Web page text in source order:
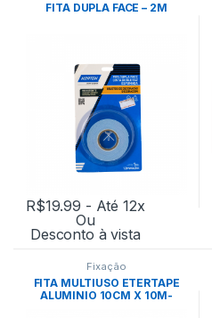
FITA DUPLA FACE – 2M
R$19.99 - Até 12x
Ou
Desconto à vista
Fixação
FITA MULTIUSO ETERTAPE
ALUMINIO 10CM X 10M-